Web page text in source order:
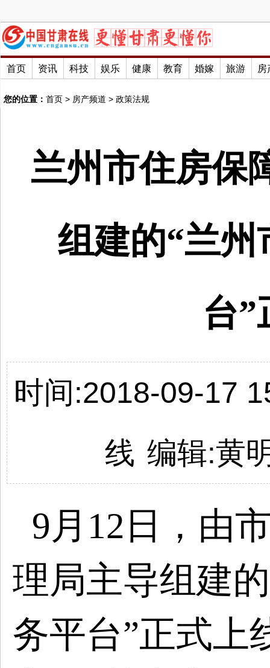
首页 资讯 科技 娱乐 健康 教育 婚嫁 旅游 房
您的位置： 首页 > 房产频道 > 政策法规
兰州市住房保
组建的“兰
台”
时间:2018-09-17
线 编辑:黄
9月12日，由
理局主导组建
务平台”正式上